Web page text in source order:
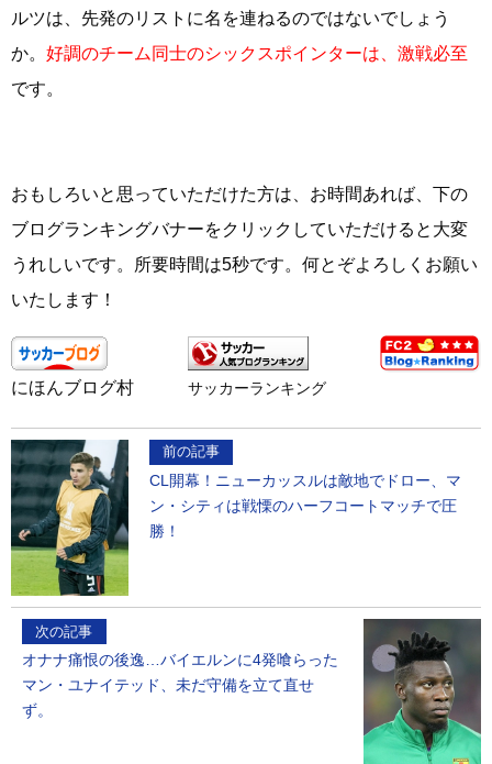
ルツは、先発のリストに名を連ねるのではないでしょう
か。 好調のチーム同士のシックスポインターは、激戦必至
です。
おもしろいと思っていただけた方は、お時間あれば、下の
ブログランキングバナーをクリックしていただけると大変
うれしいです。所要時間は5秒です。何とぞよろしくお願い
いたします！
にほんブログ村 サッカーランキング
前の記事
CL開幕！ニューカッスルは敵地でドロー、マ
ン・シティは戦慄のハーフコートマッチで圧
勝！
次の記事
オナナ痛恨の後逸…バイエルンに4発喰らった
マン・ユナイテッド、未だ守備を立て直せ
ず。